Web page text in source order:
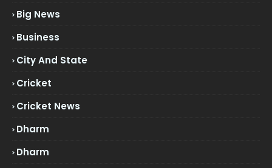
Big News
Business
City And State
Cricket
Cricket News
Dharm
Dharm